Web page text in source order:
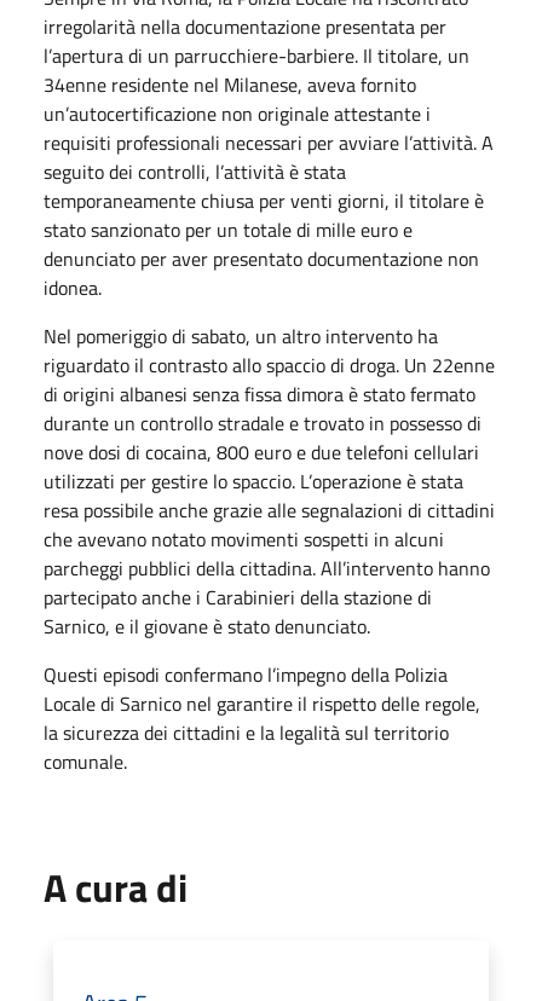
irregolarità nella documentazione presentata per
l’apertura di un parrucchiere-barbiere. Il titolare, un
34enne residente nel Milanese, aveva fornito
un’autocertificazione non originale attestante i
requisiti professionali necessari per avviare l’attività. A
seguito dei controlli, l’attività è stata
temporaneamente chiusa per venti giorni, il titolare è
stato sanzionato per un totale di mille euro e
denunciato per aver presentato documentazione non
idonea.
Nel pomeriggio di sabato, un altro intervento ha
riguardato il contrasto allo spaccio di droga. Un 22enne
di origini albanesi senza fissa dimora è stato fermato
durante un controllo stradale e trovato in possesso di
nove dosi di cocaina, 800 euro e due telefoni cellulari
utilizzati per gestire lo spaccio. L’operazione è stata
resa possibile anche grazie alle segnalazioni di cittadini
che avevano notato movimenti sospetti in alcuni
parcheggi pubblici della cittadina. All’intervento hanno
partecipato anche i Carabinieri della stazione di
Sarnico, e il giovane è stato denunciato.
Questi episodi confermano l’impegno della Polizia
Locale di Sarnico nel garantire il rispetto delle regole,
la sicurezza dei cittadini e la legalità sul territorio
comunale.
A cura di